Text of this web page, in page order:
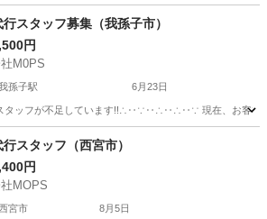
駅 その他 スタッフ
スタッフ募集（我孫子市）
円
M0PS
孫子駅 6月23日
が不足しています!!∴‥∵‥∴‥∴‥∵ 現在、お客様から多
子駅 その他 スタッフ
スタッフ（西宮市）
円
MOPS
宮市 8月5日